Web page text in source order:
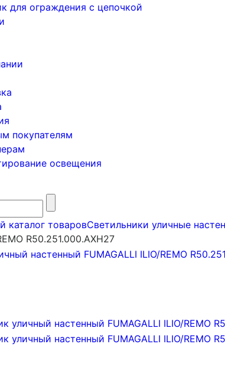
для ограждения с цепочкой
покупателям
освещения
каталог товаровСветильники уличные
R50.251.000.AXH27